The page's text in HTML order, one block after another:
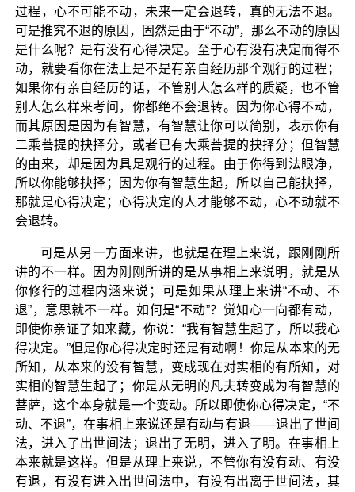
过程，心不可能不动，未来一定会退转，真的无法不退。
可是推究不退的原因，固然是由于“不动”，那么不动的原因
是什么呢？是有没有心得决定。至于心有没有决定而得不
动，就要看你在法上是不是有亲自经历那个观行的过程；
如果你有亲自经历的话，不管别人怎么样的质疑，也不管
别人怎么样来考问，你都绝不会退转。因为你心得不动，
而其原因是因为有智慧，有智慧让你可以简别，表示你有
二乘菩提的抉择分，或者已有大乘菩提的抉择分；但智慧
的由来，却是因为具足观行的过程。由于你得到法眼净，
所以你能够抉择；因为你有智慧生起，所以自己能抉择，
那就是心得决定；心得决定的人才能够不动，心不动就不
会退转。
可是从另一方面来讲，也就是在理上来说，跟刚刚所
讲的不一样。因为刚刚所讲的是从事相上来说明，就是从
你修行的过程内涵来说；可是如果从理上来讲“不动、不
退”，意思就不一样。如何是“不动”？觉知心一向都有动，
即使你亲证了如来藏，你说：“我有智慧生起了，所以我心
得决定。”但是你心得决定时还是有动啊！你是从本来的无
所知，从本来的没有智慧，变成现在对实相的有所知，对
实相的智慧生起了；你是从无明的凡夫转变成为有智慧的
菩萨，这个本身就是一个变动。所以即使你心得决定，“不
动、不退”，在事相上来说还是有动与有退——退出了世间
法，进入了出世间法；退出了无明，进入了明。在事相上
本来就是这样。但是从理上来说，不管你有没有动、有没
有退，有没有进入出世间法中，有没有出离于世间法，其